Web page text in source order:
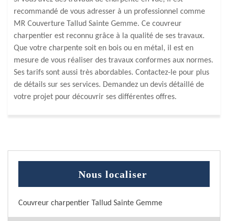
recommandé de vous adresser à un professionnel comme
MR Couverture Tallud Sainte Gemme. Ce couvreur
charpentier est reconnu grâce à la qualité de ses travaux.
Que votre charpente soit en bois ou en métal, il est en
mesure de vous réaliser des travaux conformes aux normes.
Ses tarifs sont aussi très abordables. Contactez-le pour plus
de détails sur ses services. Demandez un devis détaillé de
votre projet pour découvrir ses différentes offres.
Nous localiser
Couvreur charpentier Tallud Sainte Gemme